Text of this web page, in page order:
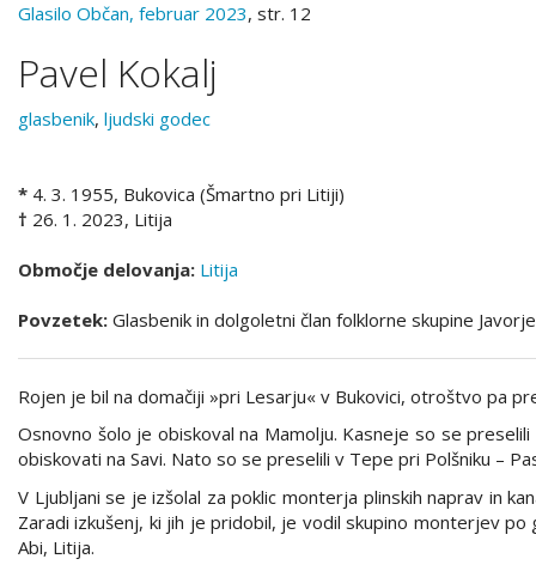
Glasilo Občan, februar 2023, str. 12
Pavel Kokalj
glasbenik, ljudski godec
* 4. 3. 1955, Bukovica (Šmartno pri Litiji)
† 26. 1. 2023, Litija
Območje delovanja: Litija
Povzetek: Glasbenik in dolgoletni član folklorne skupine
Rojen je bil na domačiji »pri Lesarju« v Bukovici, otroštvo pa
Osnovno šolo je obiskoval na Mamolju. Kasneje so se
obiskovati na Savi. Nato so se preselili v Tepe pri Polšniku –
V Ljubljani se je izšolal za poklic monterja plinskih naprav in
Zaradi izkušenj, ki jih je pridobil, je vodil skupino monterjev
Abi, Litija.